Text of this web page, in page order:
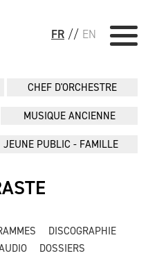
FR // EN
CHEF D'ORCHESTRE
MUSIQUE ANCIENNE
JEUNE PUBLIC - FAMILLE
DISCOGRAPHIE
DOSSIERS